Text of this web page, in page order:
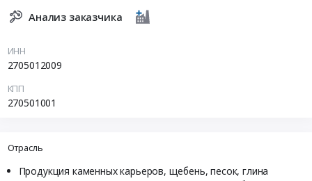
Анализ заказчика
ИНН
2705012009
КПП
270501001
Отрасль
Продукция каменных карьеров, щебень, песок, глина